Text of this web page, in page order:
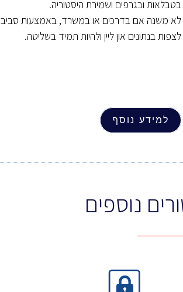
בטבלאות ובגרפים ושמירת היסטוריה.
לצפות בנתונים און ליין ולהיות תמיד בשליטה.
למידע נוסף
נוספים